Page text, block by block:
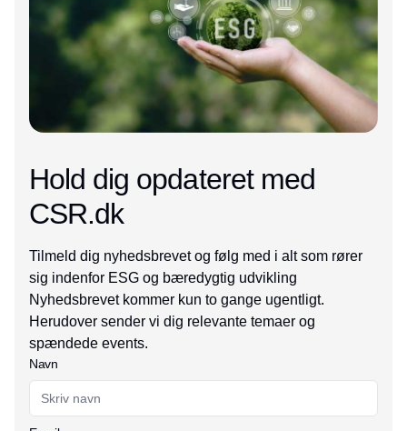
Hold dig opdateret med
CSR.dk
Tilmeld dig nyhedsbrevet og følg med i alt som rører
sig indenfor ESG og bæredygtig udvikling
Nyhedsbrevet kommer kun to gange ugentligt.
Herudover sender vi dig relevante temaer og
spændede events.
Navn